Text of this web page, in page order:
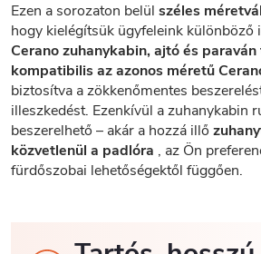
Ezen a sorozaton belül széles
hogy kielégítsük ügyfeleink különböző
Cerano zuhanykabin, ajtó és
kompatibilis az azonos méretű
biztosítva a zökkenőmentes
illeszkedést. Ezenkívül a zuhanykabin
beszerelhető – akár a hozzá illő
közvetlenül a padlóra , az Ön
fürdőszobai lehetőségektől függően.